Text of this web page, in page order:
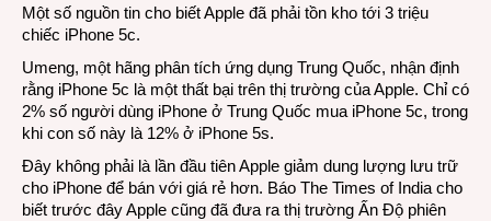
Một số nguồn tin cho biết Apple đã phải tồn kho tới 3 triệu
chiếc iPhone 5c.
Umeng, một hãng phân tích ứng dụng Trung Quốc, nhận định
rằng iPhone 5c là một thất bại trên thị trường của Apple. Chỉ có
2% số người dùng iPhone ở Trung Quốc mua iPhone 5c, trong
khi con số này là 12% ở iPhone 5s.
Đây không phải là lần đầu tiên Apple giảm dung lượng lưu trữ
cho iPhone để bán với giá rẻ hơn. Báo The Times of India cho
biết trước đây Apple cũng đã đưa ra thị trường Ấn Độ phiên